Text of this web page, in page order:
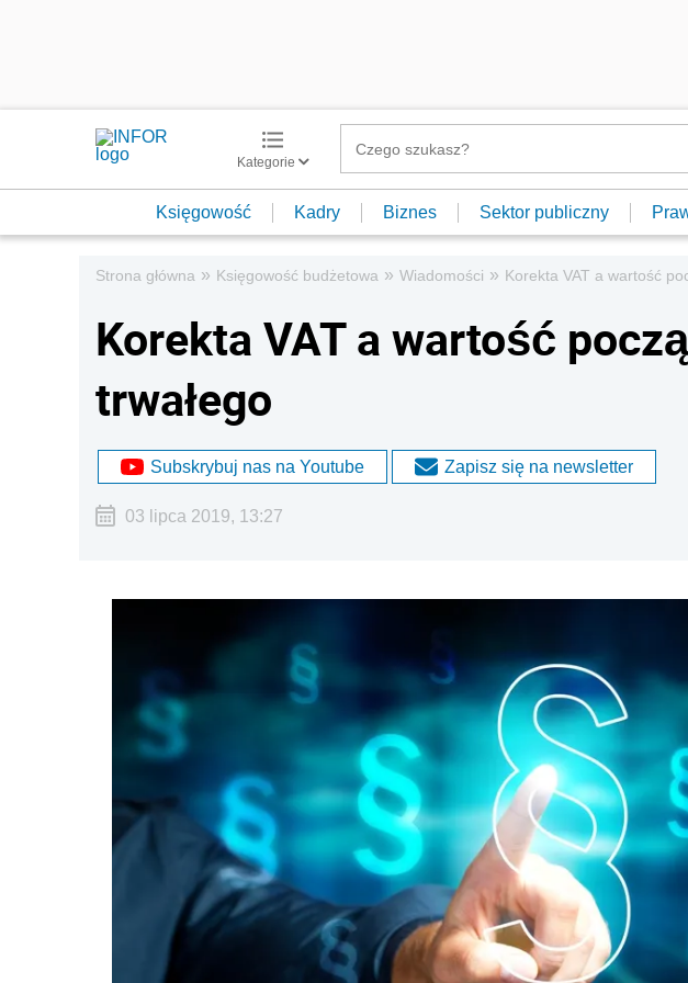
Kategorie
Księgowość Kadry Biznes Sektor publiczny
Strona główna » Księgowość budżetowa » Wiadomości » Korekta VAT a wartość
Korekta VAT a wartość
trwałego
Subskrybuj nas na Youtube Zapisz się na newsletter
03 lipca 2019, 13:27